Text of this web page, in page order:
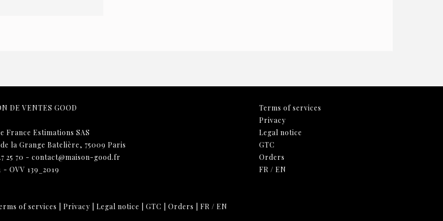
DE VENTES GOOD
France Estimations SAS
la Grange Batelière, 75009 Paris
25 70 - contact@maison-good.fr
- OVV 139_2019
Terms of services
Privacy
Legal notice
GTC
Orders
FR / EN
of services Privacy| Legal notice GTC Orders FR / EN